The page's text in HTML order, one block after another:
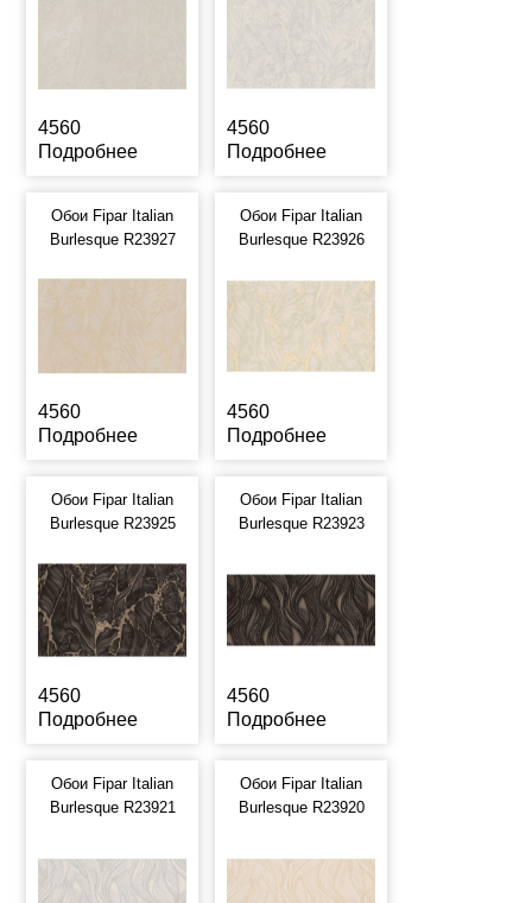
4560
Подробнее
4560
Подробнее
Обои Fipar Italian
Burlesque R23927
4560
Подробнее
Обои Fipar Italian
Burlesque R23926
4560
Подробнее
Обои Fipar Italian
Burlesque R23925
4560
Подробнее
Обои Fipar Italian
Burlesque R23923
4560
Подробнее
Обои Fipar Italian
Burlesque R23921
Обои Fipar Italian
Burlesque R23920